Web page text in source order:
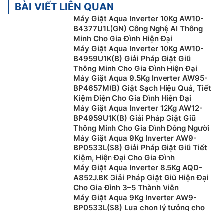
Máy giặt cửa trên (máy giặt lồng đứng)
Máy giặt cửa trên là dòng máy thông dụng có thiết kế
đơn giản với bảng điều khiển được đặt phía trên, dễ
quan sát và điều khiển. Loại máy giặt này sử dụng
lồng đứng hoặc lồng nghiêng, các chi tiết linh kiện dễ
tìm kiếm và thay thế khi bị hỏng, xuống cấp.
Giá bán của máy giặt lồng đứng cũng rất phải chăng,
chỉ với khoảng hơn 2 triệu đồng là bạn đã có thể sở
hữu một chiếc máy giặt lồng đứng. Ngoài ra, ưu điểm
lớn của dòng máy này là chúng rất tiết kiệm điện khi
Tuy nhiên, do đặc trưng trong thiết kế nên máy giặt
cửa trên thường tiêu tốn nhiều nước hơn so với các
loại máy khác. Bên cạnh đó, máy cũng thường bị rung
lắc khi vắt quần áo, hiệu quả giặt sạch chưa cao và
BÀI VIẾT LIÊN QUAN
Máy Giặt Aqua Inverter 10Kg AW10-
B4377U1L(GN) Công Nghệ AI Thông
Minh Cho Gia Đình Hiện Đại
Máy Giặt Aqua Inverter 10Kg AW10-
B4959U1K(B) Giải Pháp Giặt Giũ
Thông Minh Cho Gia Đình Hiện Đại
Máy Giặt Aqua 9.5Kg Inverter AW95-
BP4657M(B) Giặt Sạch Hiệu Quả, Tiết
Kiệm Điện Cho Gia Đình Hiện Đại
Máy Giặt Aqua Inverter 12Kg AW12-
BP4959U1K(B) Giải Pháp Giặt Giũ
Thông Minh Cho Gia Đình Đông Người
Máy Giặt Aqua 9Kg Inverter AW9-
BP0533L(S8) Giải Pháp Giặt Giũ Tiết
Kiệm, Hiện Đại Cho Gia Đình
Máy Giặt Aqua Inverter 8.5Kg AQD-
A852J.BK Giải Pháp Giặt Giũ Hiện Đại
Cho Gia Đình 3–5 Thành Viên
Máy Giặt Aqua 9Kg Inverter AW9-
BP0533L(S8) Lựa chọn lý tưởng cho